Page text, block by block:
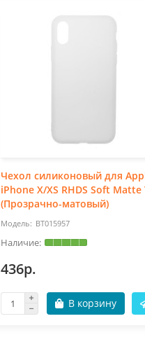
Чехол силиконовый для
iPhone X/XS RHDS Soft Matte
(Прозрачно-матовый)
BT015957
436р.
В корзину